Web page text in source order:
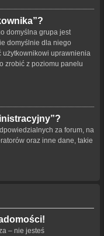
domyślna grupa jest
domyślnie dla niego
użytkownikowi uprawnienia
zrobić z poziomu panelu
za forum, na
oraz inne dane, takie
– nie jesteś